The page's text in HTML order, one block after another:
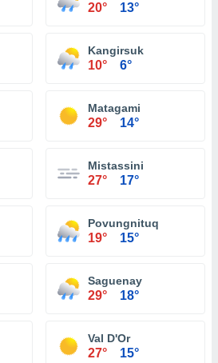
20° 13°
Kangirsuk
10° 6°
Matagami
29° 14°
Mistassini
27° 17°
Povungnituq
19° 15°
Saguenay
29° 18°
Val D'Or
27° 15°